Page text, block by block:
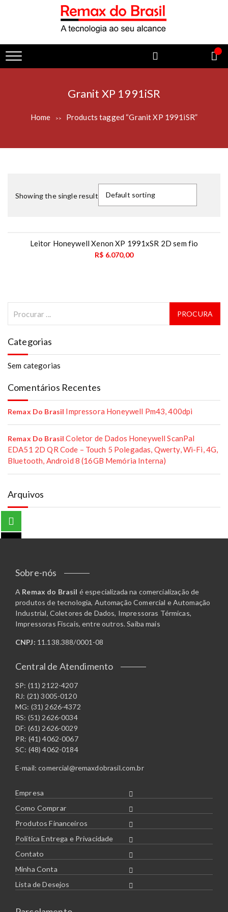
Granit XP 1991iSR
Home >> Products tagged “Granit XP 1991iSR”
Showing the single result
Leitor Honeywell Xenon XP 1991xSR 2D sem fio
R$ 6.070,00
Categorias
Sem categorias
Comentários Recentes
Remax Do Brasil Impressora Honeywell Pm43, 400dpi
Remax Do Brasil Coletor de Dados Honeywell ScanPal
EDA51 2D QR Code – Touch 5 Polegadas, Qwerty, Wi-Fi, 4G,
Bluetooth, Android 8 (16GB Memória Interna)
Arquivos
Sobre-nós
A Remax do Brasil é especializada na comercialização de
produtos de tecnologia, Automação Comercial e Automação
Industrial, Coletores de Dados, Impressoras Térmicas,
Impressoras Fiscais, entre outros.Saiba mais
CNPJ: 11.138.388/0001-08
Central de Atendimento
SP: (11) 2122-4207
RJ: (21) 3005-0120
MG: (31) 2626-4372
RS: (51) 2626-0034
DF: (61) 2626-0029
PR: (41) 4062-0067
SC: (48) 4062-0184
E-mail:comercial@remaxdobrasil.com.br
Empresa
Como Comprar
Produtos Financeiros
Política Entrega e Privacidade
Contato
Minha Conta
Lista de Desejos